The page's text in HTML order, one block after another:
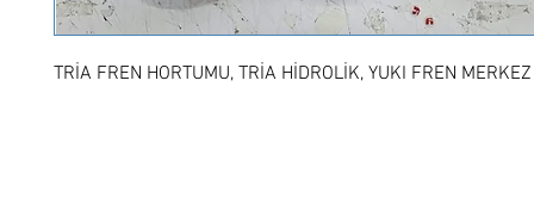
TRİA FREN HORTUMU, TRİA HİDROLİK, YUKI FREN MERKEZ